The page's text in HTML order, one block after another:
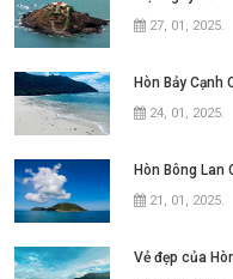
27, 01, 2025.
24, 01, 2025.
21, 01, 2025.